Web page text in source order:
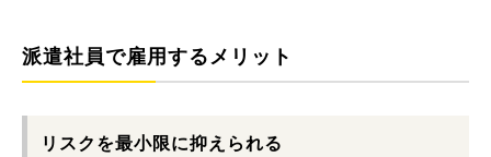
派遣社員で雇用するメリット
リスクを最小限に抑えられる